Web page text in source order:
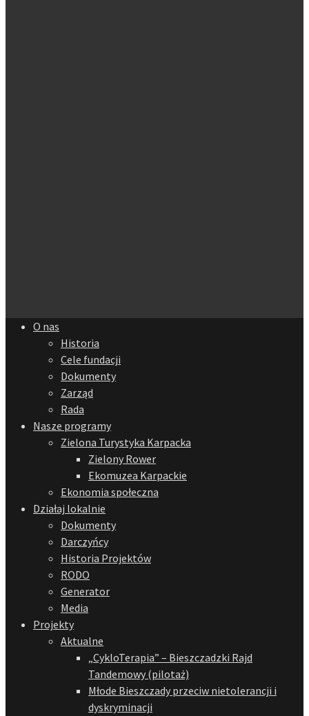
O nas
Historia
Cele fundacji
Dokumenty
Zarząd
Rada
Nasze programy
Zielona Turystyka Karpacka
Zielony Rower
Ekomuzea Karpackie
Ekonomia społeczna
Działaj lokalnie
Dokumenty
Darczyńcy
Historia Projektów
RODO
Generator
Media
Projekty
Aktualne
„CykloTerapia” – Bieszczadzki Rajd
Tandemowy (pilotaż)
Młode Bieszczady przeciw nietolerancji i
dyskryminacji